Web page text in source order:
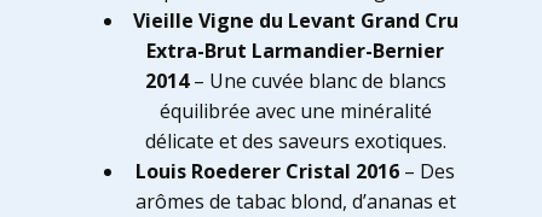
Vieille Vigne du Levant Grand Cru
Extra-Brut Larmandier-Bernier
2014– Une cuvée blanc de blancs
équilibrée avec une minéralité
délicate et des saveurs exotiques.
Louis Roederer Cristal 2016 – Des
arômes de tabac blond, d’ananas et